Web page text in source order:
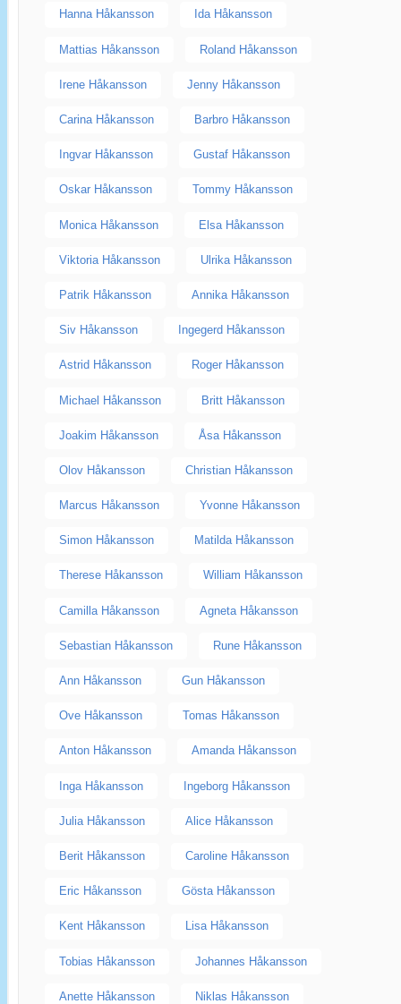
Hanna Håkansson Ida Håkansson
Mattias Håkansson Roland Håkansson
Irene Håkansson Jenny Håkansson
Carina Håkansson Barbro Håkansson
Ingvar Håkansson Gustaf Håkansson
Oskar Håkansson Tommy Håkansson
Monica Håkansson Elsa Håkansson
Viktoria Håkansson Ulrika Håkansson
Patrik Håkansson Annika Håkansson
Siv Håkansson Ingegerd Håkansson
Astrid Håkansson Roger Håkansson
Michael Håkansson Britt Håkansson
Joakim Håkansson Åsa Håkansson
Olov Håkansson Christian Håkansson
Marcus Håkansson Yvonne Håkansson
Simon Håkansson Matilda Håkansson
Therese Håkansson William Håkansson
Camilla Håkansson Agneta Håkansson
Sebastian Håkansson Rune Håkansson
Ann Håkansson Gun Håkansson
Ove Håkansson Tomas Håkansson
Anton Håkansson Amanda Håkansson
Inga Håkansson Ingeborg Håkansson
Julia Håkansson Alice Håkansson
Berit Håkansson Caroline Håkansson
Eric Håkansson Gösta Håkansson
Kent Håkansson Lisa Håkansson
Tobias Håkansson Johannes Håkansson
Anette Håkansson Niklas Håkansson